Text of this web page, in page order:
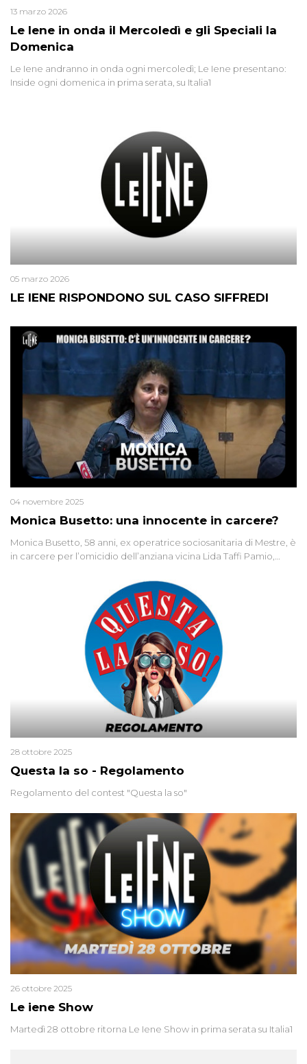
Le Iene in onda il Mercoledì e gli Speciali la
Domenica
13 marzo 2026
Le Iene andranno in onda ogni mercoledì; Le Iene presentano:
Inside ogni domenica in prima serata, su Italia1
LE IENE RISPONDONO SUL CASO SIFFREDI
05 marzo 2026
Monica Busetto: una innocente in carcere?
04 novembre 2025
Monica Busetto, 58 anni, ex operatrice sociosanitaria di Mestre, è
in carcere per l’omicidio dell’anziana vicina Lida Taffi Pamio,
minuscola su una collanina, Monica si proclama innocente. Nel
2015 un’altra donna confessa lo stesso delitto, poi ritratta. Due
colpevoli per un solo omicidio: errore giudiziario o giustizia
Questa la so - Regolamento
28 ottobre 2025
Regolamento del contest "Questa la so"
Le iene Show
26 ottobre 2025
Martedì 28 ottobre ritorna Le Iene Show in prima serata su Italia1